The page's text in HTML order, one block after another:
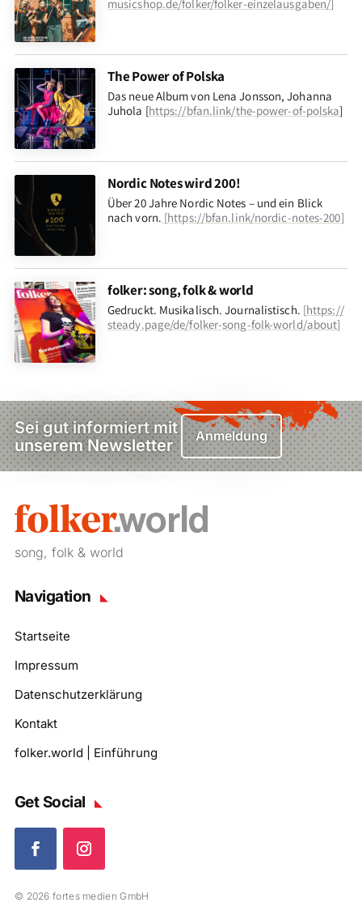
musicshop.de/folker/folker-einzelausgaben/]
The Power of Polska
Das neue Album von Lena Jonsson, Johanna
Juhola [https://bfan.link/the-power-of-polska]
Nordic Notes wird 200!
Über 20 Jahre Nordic Notes – und ein Blick
nach vorn. [https://bfan.link/nordic-notes-200]
folker: song, folk & world
Gedruckt. Musikalisch. Journalistisch. [https://
steady.page/de/folker-song-folk-world/about]
Sei gut informiert mit
unserem Newsletter
Anmeldung
song, folk & world
Navigation
Startseite
Impressum
Datenschutzerklärung
Kontakt
folker.world | Einführung
Get Social
© 2026 fortes medien GmbH